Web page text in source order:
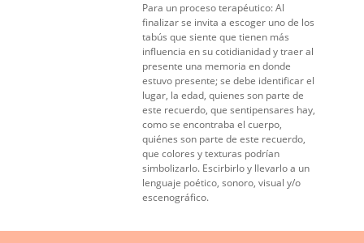
Para un proceso terapéutico: Al
finalizar se invita a escoger uno de los
tabús que siente que tienen más
influencia en su cotidianidad y traer al
presente una memoria en donde
estuvo presente; se debe identificar el
lugar, la edad, quienes son parte de
este recuerdo, que sentipensares hay,
como se encontraba el cuerpo,
quiénes son parte de este recuerdo,
que colores y texturas podrían
simbolizarlo. Escirbirlo y llevarlo a un
lenguaje poético, sonoro, visual y/o
escenográfico.